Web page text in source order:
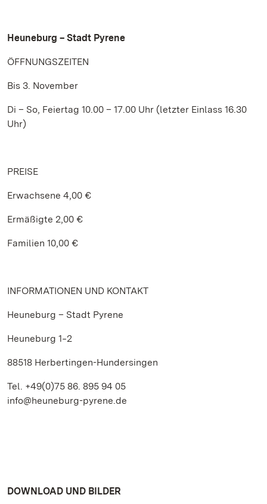
Heuneburg – Stadt Pyrene
ÖFFNUNGSZEITEN
Bis 3. November
Di – So, Feiertag 10.00 – 17.00 Uhr (letzter Einlass 16.30
Uhr)
PREISE
Erwachsene 4,00 €
Ermäßigte 2,00 €
Familien 10,00 €
INFORMATIONEN UND KONTAKT
Heuneburg – Stadt Pyrene
Heuneburg 1‒2
88518 Herbertingen-Hundersingen
Tel. +49(0)75 86. 895 94 05
info@heuneburg-pyrene.de
DOWNLOAD UND BILDER